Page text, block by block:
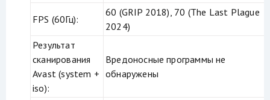
FPS (60Гц):
60 (GRIP 2018), 70 (The Last Plague
2024)
Результат
сканирования
Avast (system +
iso):
Вредоносные программы не
обнаружены